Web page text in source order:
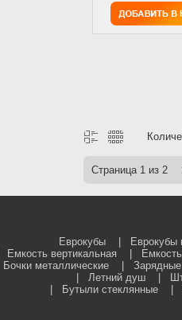
Страница 1 из 2
Еврокубы| Еврокубы
Емкость вертикальная
Бочки металлические| Зарядные
Летний душ|
Бутыли стеклянные